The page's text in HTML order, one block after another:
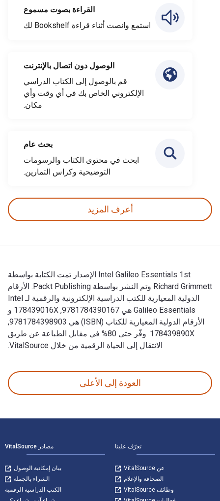
القراءة بصوت مسموع
استمع وانصت أثناء قراءة Bookshelf لك
الوصول دون اتصال بالإنترنت
قم بالوصول إلى الكتاب الدراسي
الإلكتروني الخاص بك في أي وقت وأي
مكان.
بحث عام
ابحث في محتوى الكتاب والرسومات
التوضيحية وكراس التمارين.
أعرف المزيد
Intel Galileo Essentials 1st الإصدار تمت الكتابة بواسطة
Richard Grimmett وتم النشر بواسطة Packt Publishing. الأرقام
الدولية المعيارية للكتب الدراسية الإلكترونية والرقمية لـ Intel
Galileo Essentials هي 9781784390167, 178439016X و
الأرقام الدولية المعيارية للكتاب (ISBN) هي 9781784398903,
178439890X. وفّر حتى 80% في مقابل الطباعة عن طريق
الانتقال إلى الحياة الرقمية من خلال VitalSource.
العودة إلى الأعلى
تعرّف علينا
عن VitalSource
الصحافة والإعلام
وظائف VitalSource
مصادر VitalSource
بيان إمكانية الوصول
الشراء بالجملة
الكتب الدراسية الرقمية